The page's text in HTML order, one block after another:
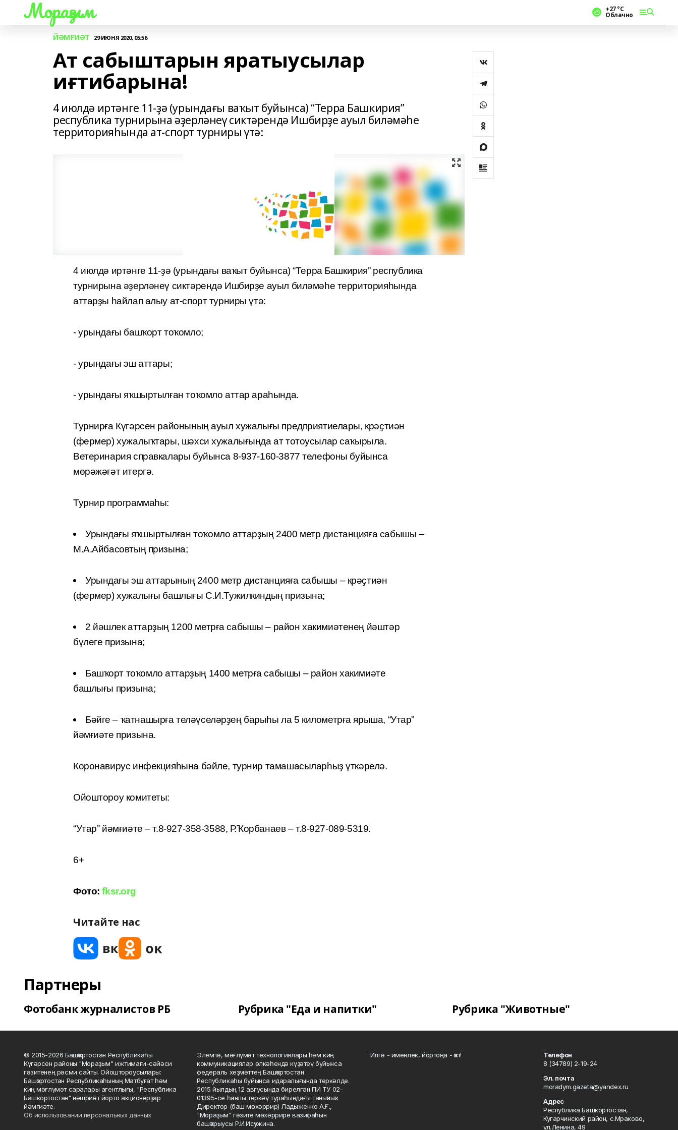
Мораҙым +27 °С
Облачно
ЙӘМҒИӘТ 29 ИЮНЯ 2020, 05:56
Ат сабыштарын яратыусылар
иғтибарына!
4 июлдә иртәнге 11-ҙә (урындағы ваҡыт буйынса) “Терра Башкирия”
республика турнирына әҙерләнеү сиктәрендә Ишбирҙе ауыл биләмәһе
территорияһында ат-спорт турниры үтә:
4 июлдә иртәнге 11-ҙә (урындағы ваҡыт буйынса) “Терра Башкирия” республика
турнирына әҙерләнеү сиктәрендә Ишбирҙе ауыл биләмәһе территорияһында
аттарҙы һайлап алыу ат-спорт турниры үтә:
- урындағы башҡорт тоҡомло;
- урындағы эш аттары;
- урындағы яҡшыртылған тоҡомло аттар араһында.
Турнирға Күгәрсен районының ауыл хужалығы предприятиелары, крәҫтиән
(фермер) хужалыҡтары, шәхси хужалығында ат тотоусылар саҡырыла.
Ветеринария справкалары буйынса 8-937-160-3877 телефоны буйынса
мөрәжәғәт итергә.
Турнир программаһы:
Урындағы яҡшыртылған тоҡомло аттарҙың 2400 метр дистанцияға сабышы –
М.А.Айбасовтың призына;
Урындағы эш аттарының 2400 метр дистанцияға сабышы – крәҫтиән
(фермер) хужалығы башлығы С.И.Тужилкиндың призына;
2 йәшлек аттарҙың 1200 метрға сабышы – район хакимиәтенең йәштәр
бүлеге призына;
Башҡорт тоҡомло аттарҙың 1400 метрға сабышы – район хакимиәте
башлығы призына;
Бәйге – ҡатнашырға теләүселәрҙең барыһы ла 5 километрға ярыша, “Утар”
йәмғиәте призына.
Коронавирус инфекцияһына бәйле, турнир тамашасыларһыҙ үткәрелә.
Ойоштороу комитеты:
“Утар” йәмғиәте – т.8-927-358-3588, Р.Ҡорбанаев – т.8-927-089-5319.
6+
Фото: fksr.org
Читайте нас
Партнеры
Фотобанк журналистов РБ Рубрика "Еда и напитки" Рубрика "Животные"
© 2015-2026 Башҡортостан Республикаһы
Күгәрсен районы "Мораҙым" ижтимағи-сәйәси
гәзитенең рәсми сайты. Ойоштороусылары:
Башҡортостан Республикаһының Матбуғат һәм
киң мәғлүмәт саралары агентлығы, "Республика
Башкортостан" нәшриәт йорто акционерҙар
йәмғиәте.
Об использовании персональных данных
Элемтә, мәғлүмәт технологиялары һәм киң
коммуникациялар өлкәһендә күҙәтеү буйынса
федераль хеҙмәттең Башҡортостан
Республикаһы буйынса идаралығында теркәлде.
2015 йылдың 12 авгусында бирелгән ПИ ТУ 02-
01395-се һанлы теркәү тураһындағы таныҡлыҡ.
Директор (баш мөхәррир) Ладыженко А.Ғ.,
"Мораҙым" гәзите мөхәррире вазифаһын
башҡарыусы Р.И.Исҡужина.
Илгә - именлек, йортоңа - ҡот!
Телефон
8 (34789) 2-19-24
Эл. почта
moradym.gazeta@yandex.ru
Адрес
Республика Башкортостан,
Кугарчинский район, с.Мраково,
ул.Ленина, 49